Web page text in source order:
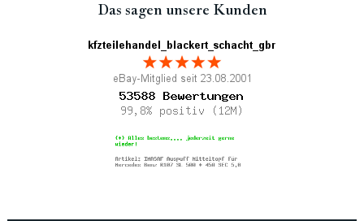
Das sagen unsere Kunden